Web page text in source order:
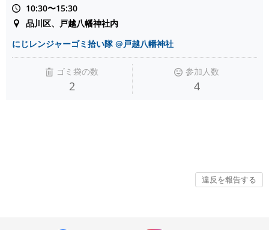
10:30〜15:30
品川区、戸越八幡神社内
にじレンジャーゴミ拾い隊 @戸越八幡神社
ゴミ袋の数
2
参加人数
4